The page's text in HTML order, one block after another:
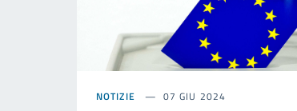
NOTIZIE 07 GIU 2024